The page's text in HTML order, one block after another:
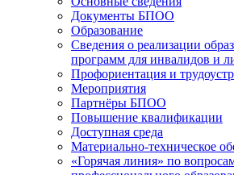
Документы БПОО
Образование
Сведения о реализации
программ для инвалидов и
Профориентация и
Мероприятия
Партнёры БПОО
Повышение квалификации
Доступная среда
Материально-техническое
«Горячая линия» по